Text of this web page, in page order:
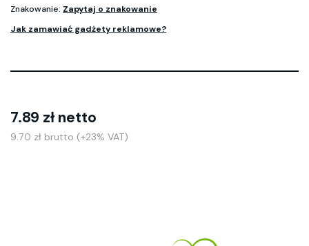
Znakowanie: Zapytaj o znakowanie
Jak zamawiać gadżety reklamowe?
7.89 zł netto
9.70 zł brutto (+23% VAT)